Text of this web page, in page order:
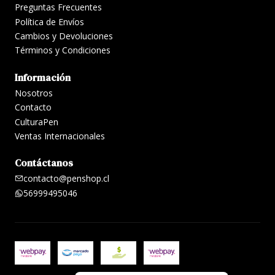
Preguntas Frecuentes
Política de Envíos
Cambios y Devoluciones
Términos y Condiciones
Información
Nosotros
Contacto
CulturaPen
Ventas Internacionales
Contáctanos
contacto@penshop.cl
56999495046